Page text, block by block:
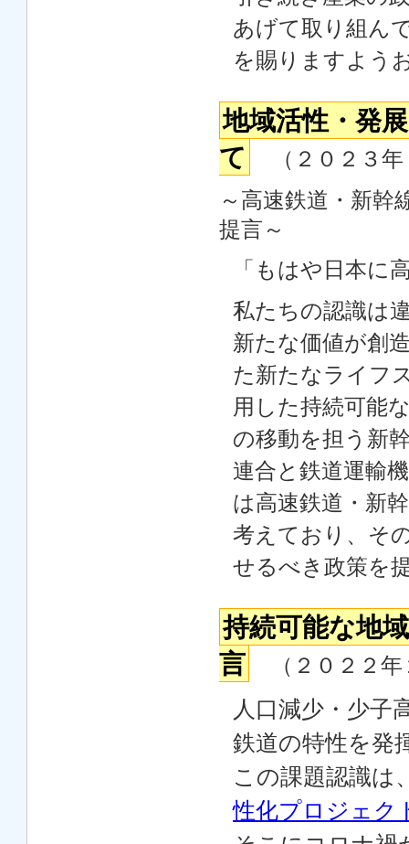
あげて取り組ん
を賜りますよう
地域活性・発
て
（２０２３年
～高速鉄道・新幹
提言～
「もはや日本に
私たちの認識は
新たな価値が創
た新たなライフ
用した持続可能
の移動を担う新
連合と鉄道運輸
は高速鉄道・新
考えており、そ
せるべき政策を
持続可能な地
言
（２０２２年
人口減少・少子
鉄道の特性を発
この課題認識は
性化プロジェク